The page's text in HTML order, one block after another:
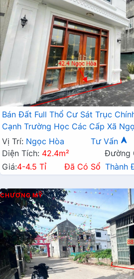
Bán Đất Full Thổ Cư Sát Trục
Cạnh Trường Học Các Cấp Xã
Vị Trí: Ngọc Hòa Tư Vấn
Diện Tích: 42.4m²
Đường
Giá:4-4.5 Tỉ Đã Có Sổ Thành
CHƯƠNG MỸ